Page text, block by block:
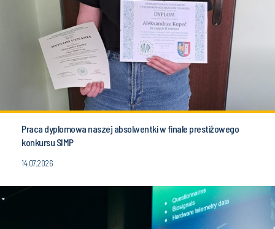
Praca dyplomowa naszej absolwentki w finale prestiżowego
konkursu SIMP
14.07.2026